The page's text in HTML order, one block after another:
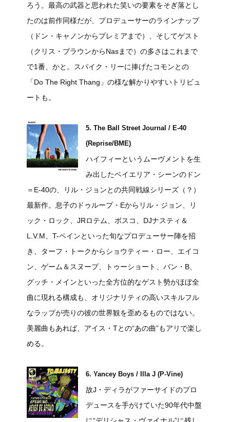
ろう。最高の武器と思われた笑いの要素をそぎ落とし
たのは前作同様だが、プロデューサーのラインナップ
（ドン・キャノンからプレミアまで）、そしてゲスト
（クリス・ブラウンからNasまで）の多さはこれまで
で1番、かと。スパイク・リーに捧げたコモンとの
「Do The Right Thang」の様な解かりやすいトリビュ
ートも。
5. The Ball Street Journal / E-40
(Reprise/BME)
ハイフィーというムーヴメントを生
み出したベイエリア・シーンのドン
＝E-40の、リル・ジョンとの共同戦線シリーズ（？）
最新作。息子のドゥループ・Eからリル・ジョン、リ
ック・ロック、JRロテム、ボスコ、DJナスティ＆
L.V.M、T-ペインといった旬なプロデューサー陣を招
き、ターフ・トークからショウティー・ロー、エイコ
ン、ゲーム＆スヌープ、トゥーショート、バン・B、
グッチ・メインといった全方位的なゲスト勢がほぼ全
曲に現れる構成も、オリジナリティの高いスキルフル
なラップが売りの彼の世界観を歪めるものではない。
美麗曲もあれば、アイス・Tとの“あの曲”もアリで楽し
める。
6. Yancey Boys / Illa J (P-Vine)
故J・ディラがファーサイドのプロ
デュースを手がけていた90年代中盤